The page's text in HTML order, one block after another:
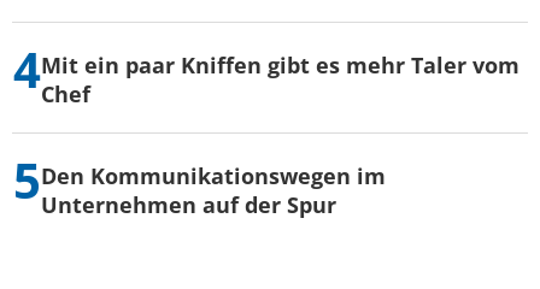
Mit ein paar Kniffen gibt es mehr Taler vom
Chef
Den Kommunikationswegen im
Unternehmen auf der Spur